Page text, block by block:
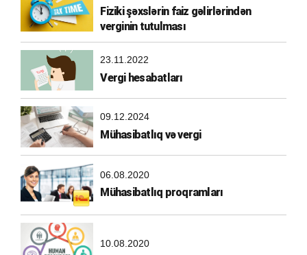
Fiziki şəxslərin faiz gəlirlərindən
verginin tutulması
23.11.2022
Vergi hesabatları
09.12.2024
Mühasibatlıq və vergi
06.08.2020
Mühasibatlıq proqramları
10.08.2020